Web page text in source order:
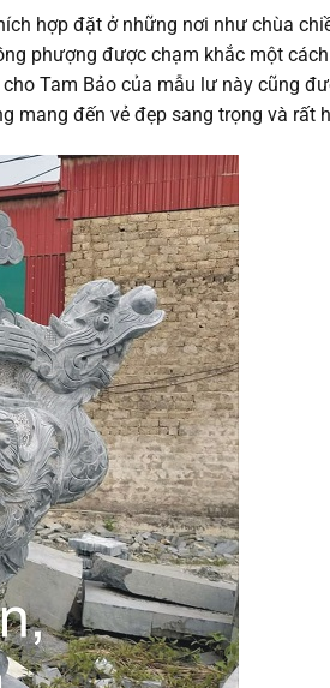
hợp đặt ở những nơi như chùa
phượng được chạm khắc một
Tam Bảo của mẫu lư này cũng
mang đến vẻ đẹp sang trọng và rất